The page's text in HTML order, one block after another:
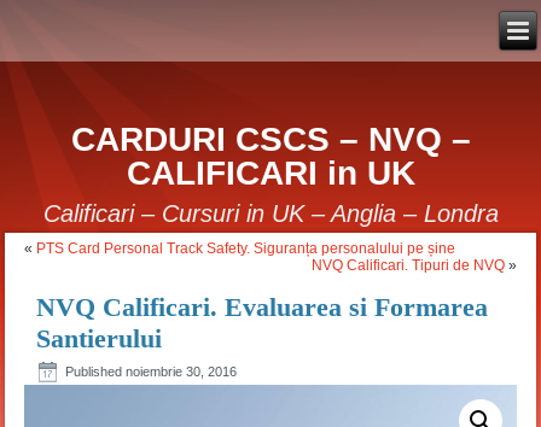
CARDURI CSCS – NVQ –
CALIFICARI in UK
Calificari – Cursuri in UK – Anglia – Londra
« PTS Card Personal Track Safety. Siguranța personalului pe șine
NVQ Calificari. Tipuri de NVQ»
NVQ Calificari. Evaluarea si Formarea
Santierului
Published noiembrie 30, 2016